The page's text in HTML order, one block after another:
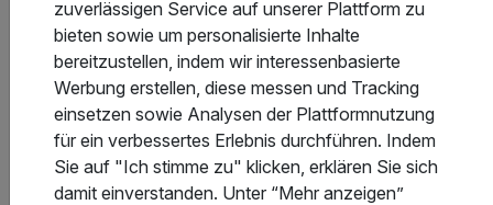
Kurzurlaub in Alt Schwerin
zuverlässigen Service auf unserer Plattform zu
bieten sowie um personalisierte Inhalte
bereitzustellen, indem wir interessenbasierte
Werbung erstellen, diese messen und Tracking
einsetzen sowie Analysen der Plattformnutzung
für ein verbessertes Erlebnis durchführen. Indem
Sie auf "Ich stimme zu" klicken, erklären Sie sich
damit einverstanden. Unter “Mehr anzeigen”